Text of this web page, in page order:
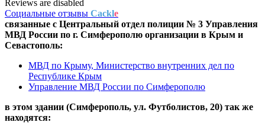
Reviews are disabled
Социальные отзывы Cackle
связанные с Центральный отдел полиции № 3 Управления
МВД России по г. Симферополю организации в Крым и
Севастополь:
МВД по Крыму, Министерство внутренних дел по
Республике Крым
Управление МВД России по Симферополю
в этом здании (Симферополь, ул. Футболистов, 20) так же
находятся: